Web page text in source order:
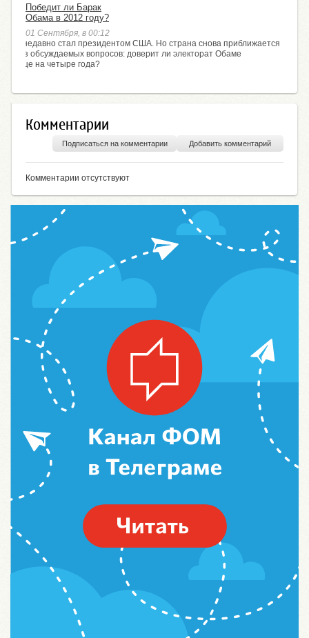
Победит ли Барак
Обама в 2012 году?
01 Сентября, в 00:12
недавно стал президентом США. Но страна снова приближается
из обсуждаемых вопросов: доверит ли электорат Обаме
еще на четыре года?
Комментарии
Добавить комментарий
Подписаться на комментарии
Комментарии отсутствуют